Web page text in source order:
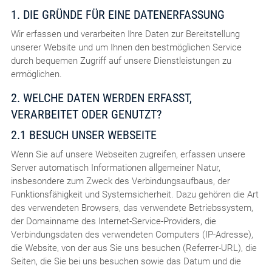
1. DIE GRÜNDE FÜR EINE DATENERFASSUNG
Wir erfassen und verarbeiten Ihre Daten zur Bereitstellung
unserer Website und um Ihnen den bestmöglichen Service
durch bequemen Zugriff auf unsere Dienstleistungen zu
ermöglichen.
2. WELCHE DATEN WERDEN ERFASST,
VERARBEITET ODER GENUTZT?
2.1 BESUCH UNSER WEBSEITE
Wenn Sie auf unsere Webseiten zugreifen, erfassen unsere
Server automatisch Informationen allgemeiner Natur,
insbesondere zum Zweck des Verbindungsaufbaus, der
Funktionsfähigkeit und Systemsicherheit. Dazu gehören die Art
des verwendeten Browsers, das verwendete Betriebssystem,
der Domainname des Internet-Service-Providers, die
Verbindungsdaten des verwendeten Computers (IP-Adresse),
die Website, von der aus Sie uns besuchen (Referrer-URL), die
Seiten, die Sie bei uns besuchen sowie das Datum und die